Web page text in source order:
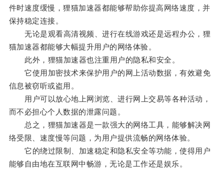
件时速度缓慢，狸猫加速器都能够帮助你提高网络速度，并
保持稳定连接。
无论是观看高清视频、进行在线游戏还是远程办公，狸
猫加速器都能够大幅提升用户的网络体验。
此外，狸猫加速器也注重用户的隐私和安全。
它使用加密技术来保护用户的网上活动数据，有效避免
信息被窃听或盗用。
用户可以放心地上网浏览、进行网上交易等各种活动，
而不必担心个人数据的泄露问题。
总之，狸猫加速器是一款强大的网络工具，能够解决网
络受限、速度慢等问题，为用户提供流畅的网络体验。
它的绕过限制、加速稳定和隐私安全等功能，使得用户
能够自由地在互联网中畅游，无论是工作还是娱乐。